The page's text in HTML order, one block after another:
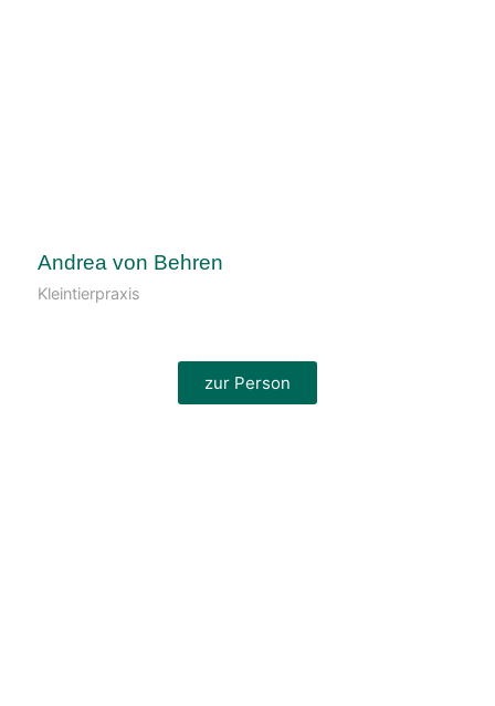
Andrea von Behren
Kleintierpraxis
zur Person